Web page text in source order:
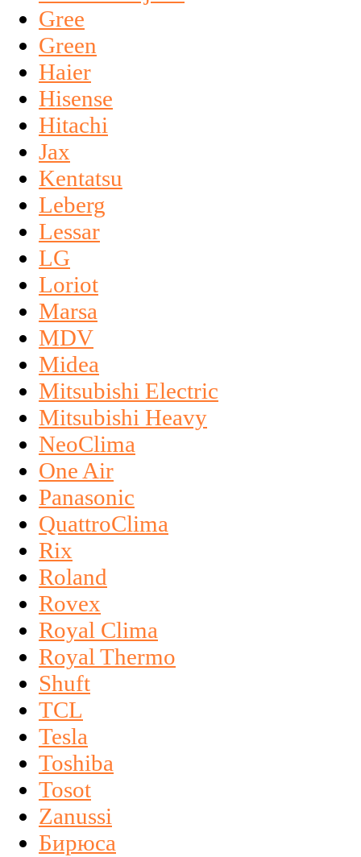
Gree
Green
Haier
Hisense
Hitachi
Jax
Kentatsu
Leberg
Lessar
LG
Loriot
Marsa
MDV
Midea
Mitsubishi Electric
Mitsubishi Heavy
NeoClima
One Air
Panasonic
QuattroClima
Rix
Roland
Rovex
Royal Clima
Royal Thermo
Shuft
TCL
Tesla
Toshiba
Tosot
Zanussi
Бирюса